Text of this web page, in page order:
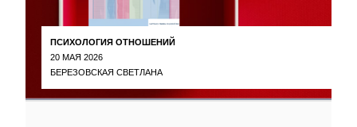
ПСИХОЛОГИЯ ОТНОШЕНИЙ
20 МАЯ 2026
БЕРЕЗОВСКАЯ СВЕТЛАНА